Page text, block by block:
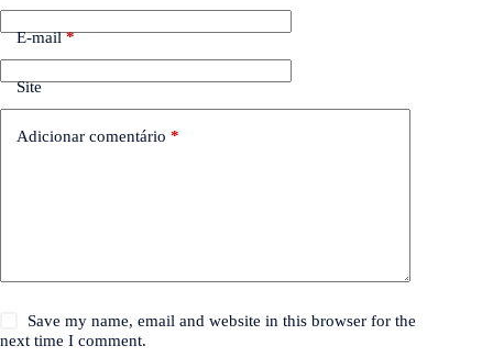
E-mail*
Site
Adicionar comentário *
Save my name, email and website in this browser for the
next time I comment.